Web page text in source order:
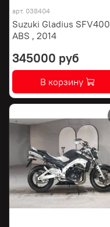
арт. 038404
Suzuki Gladius SFV400
ABS , 2014
345000 руб
В корзину